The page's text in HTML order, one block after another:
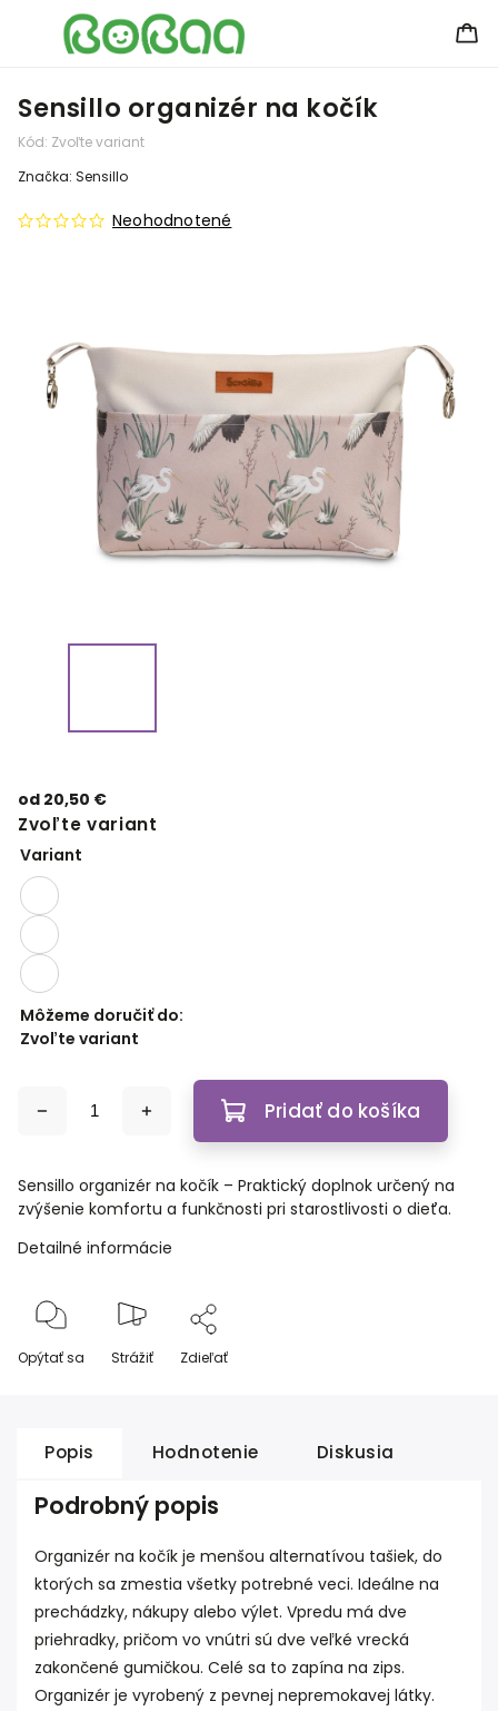
Sensillo organizér na kočík
Kód: Zvoľte variant
Neohodnotené
Značka: Sensillo
od 20,50 €
Zvoľte variant
Variant
Môžeme doručiť do:
Zvoľte variant
Pridať do košíka
Sensillo organizér na kočík – Praktický doplnok určený na
zvýšenie komfortu a funkčnosti pri starostlivosti o dieťa.
Detailné informácie
Opýtať sa Strážiť Zdieľať
Popis Hodnotenie Diskusia
Podrobný popis
Organizér na kočík je menšou alternatívou tašiek, do
ktorých sa zmestia všetky potrebné veci. Ideálne na
prechádzky, nákupy alebo výlet. Vpredu má dve
priehradky, pričom vo vnútri sú dve veľké vrecká
zakončené gumičkou. Celé sa to zapína na zips.
Organizér je vyrobený z pevnej nepremokavej látky.